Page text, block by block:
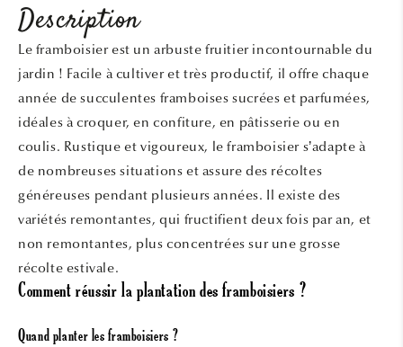
Description
Le framboisier est un arbuste fruitier incontournable du
jardin ! Facile à cultiver et très productif, il offre chaque
année de succulentes framboises sucrées et parfumées,
idéales à croquer, en confiture, en pâtisserie ou en
coulis. Rustique et vigoureux, le framboisier s’adapte à
de nombreuses situations et assure des récoltes
généreuses pendant plusieurs années. Il existe des
variétés remontantes, qui fructifient deux fois par an, et
non remontantes, plus concentrées sur une grosse
récolte estivale.
Comment réussir la plantation des framboisiers ?
Quand planter les framboisiers ?